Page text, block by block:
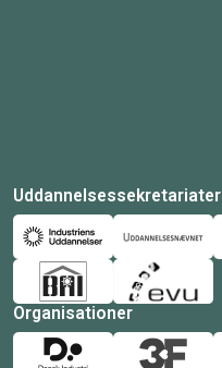
Uddannelsessekretariater
Organisationer